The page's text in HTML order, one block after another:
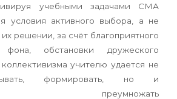
учебными задачами СМА
условия активного выбора, а не
решении, за счёт благоприятного
фона, обстановки дружеского
учителю удается не
формировать, но и
преумножать